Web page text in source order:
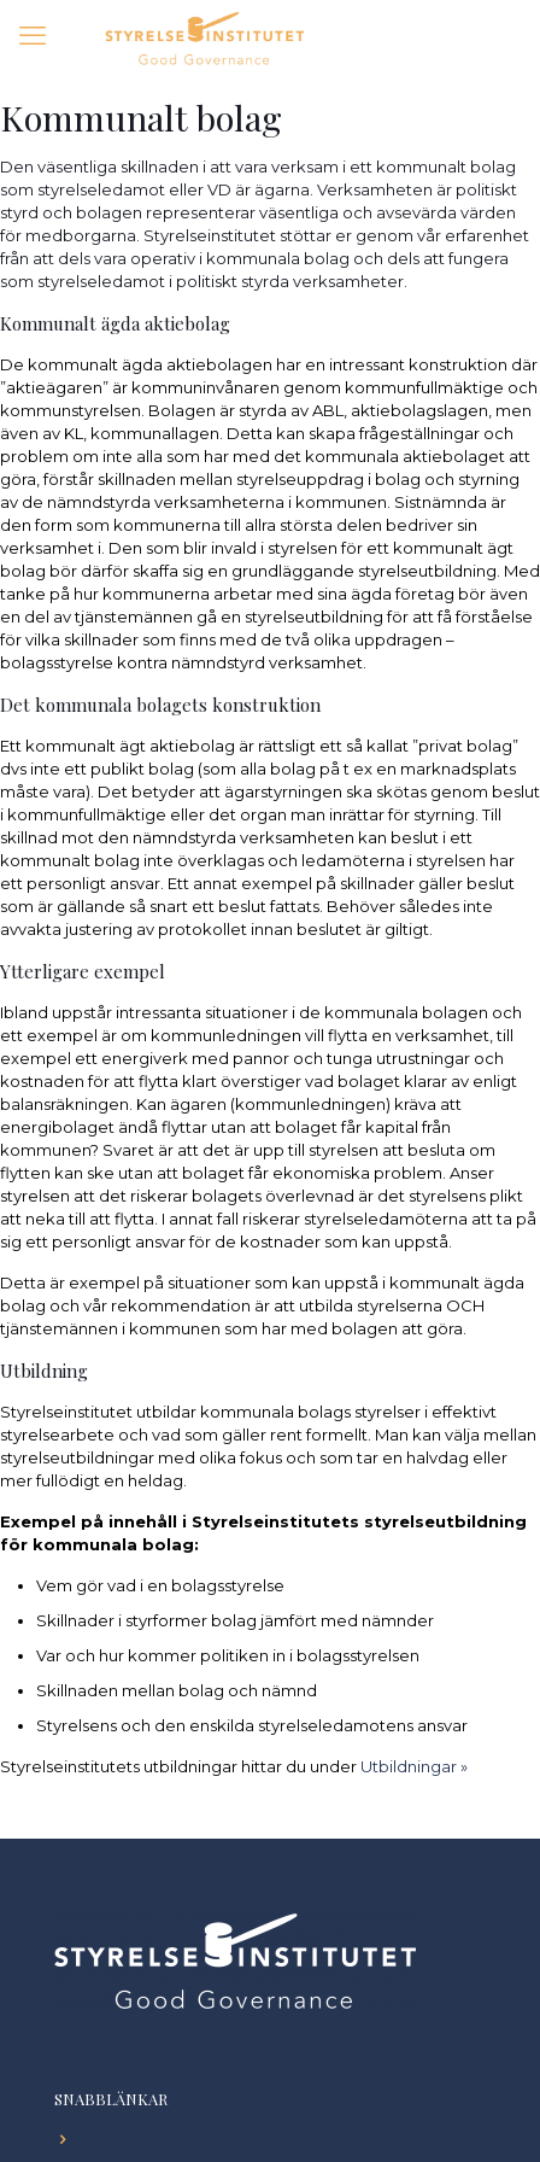
Kommunalt bolag
Den väsentliga skillnaden i att vara verksam i ett kommunalt bolag
som styrelseledamot eller VD är ägarna. Verksamheten är politiskt
styrd och bolagen representerar väsentliga och avsevärda värden
för medborgarna. Styrelseinstitutet stöttar er genom vår erfarenhet
från att dels vara operativ i kommunala bolag och dels att fungera
som styrelseledamot i politiskt styrda verksamheter.
Kommunalt ägda aktiebolag
De kommunalt ägda aktiebolagen har en intressant konstruktion där
”aktieägaren” är kommuninvånaren genom kommunfullmäktige och
kommunstyrelsen. Bolagen är styrda av ABL, aktiebolagslagen, men
även av KL, kommunallagen. Detta kan skapa frågeställningar och
problem om inte alla som har med det kommunala aktiebolaget att
göra, förstår skillnaden mellan styrelseuppdrag i bolag och styrning
av de nämndstyrda verksamheterna i kommunen. Sistnämnda är
den form som kommunerna till allra största delen bedriver sin
verksamhet i. Den som blir invald i styrelsen för ett kommunalt ägt
bolag bör därför skaffa sig en grundläggande styrelseutbildning. Med
tanke på hur kommunerna arbetar med sina ägda företag bör även
en del av tjänstemännen gå en styrelseutbildning för att få förståelse
för vilka skillnader som finns med de två olika uppdragen –
bolagsstyrelse kontra nämndstyrd verksamhet.
Det kommunala bolagets konstruktion
Ett kommunalt ägt aktiebolag är rättsligt ett så kallat ”privat bolag”
dvs inte ett publikt bolag (som alla bolag på t ex en marknadsplats
måste vara). Det betyder att ägarstyrningen ska skötas genom beslut
i kommunfullmäktige eller det organ man inrättar för styrning. Till
skillnad mot den nämndstyrda verksamheten kan beslut i ett
kommunalt bolag inte överklagas och ledamöterna i styrelsen har
ett personligt ansvar. Ett annat exempel på skillnader gäller beslut
som är gällande så snart ett beslut fattats. Behöver således inte
avvakta justering av protokollet innan beslutet är giltigt.
Ytterligare exempel
Ibland uppstår intressanta situationer i de kommunala bolagen och
ett exempel är om kommunledningen vill flytta en verksamhet, till
exempel ett energiverk med pannor och tunga utrustningar och
kostnaden för att flytta klart överstiger vad bolaget klarar av enligt
balansräkningen. Kan ägaren (kommunledningen) kräva att
energibolaget ändå flyttar utan att bolaget får kapital från
kommunen? Svaret är att det är upp till styrelsen att besluta om
flytten kan ske utan att bolaget får ekonomiska problem. Anser
styrelsen att det riskerar bolagets överlevnad är det styrelsens plikt
att neka till att flytta. I annat fall riskerar styrelseledamöterna att ta på
sig ett personligt ansvar för de kostnader som kan uppstå.
Detta är exempel på situationer som kan uppstå i kommunalt ägda
bolag och vår rekommendation är att utbilda styrelserna OCH
tjänstemännen i kommunen som har med bolagen att göra.
Utbildning
Styrelseinstitutet utbildar kommunala bolags styrelser i effektivt
styrelsearbete och vad som gäller rent formellt. Man kan välja mellan
styrelseutbildningar med olika fokus och som tar en halvdag eller
mer fullödigt en heldag.
Exempel på innehåll i Styrelseinstitutets styrelseutbildning
för kommunala bolag:
Vem gör vad i en bolagsstyrelse
Skillnader i styrformer bolag jämfört med nämnder
Var och hur kommer politiken in i bolagsstyrelsen
Skillnaden mellan bolag och nämnd
Styrelsens och den enskilda styrelseledamotens ansvar
Styrelseinstitutets utbildningar hittar du under Utbildningar »
SNABBLÄNKAR